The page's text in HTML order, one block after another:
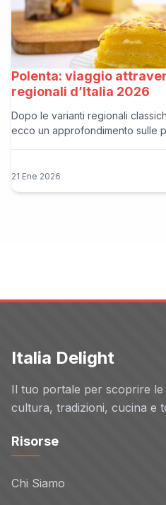
Polenta: viaggio
regionali d’Italia 2026
Dopo le varianti regionali
ecco un approfondimento sulle
21 Ene 2026
Italia Delight
Il tuo portale per scoprire le
cultura, tradizioni, cucina e
Risorse
Chi Siamo